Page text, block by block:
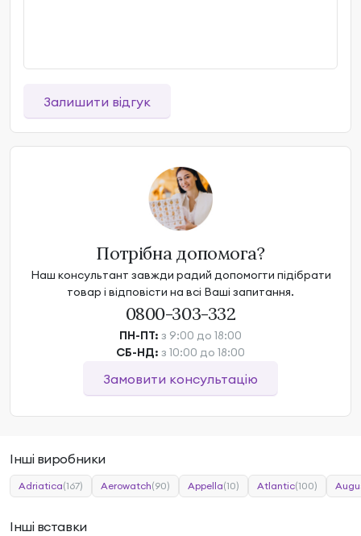
Залишити відгук
Потрібна допомога?
Наш консультант завжди радий допомогти підібрати
товар і відповісти на всі Ваші запитання.
0800-303-332
ПН-ПТ: з 9:00 до 18:00
СБ-НД: з 10:00 до 18:00
Замовити консультацію
Інші виробники
Adriatica(167) Aerowatch(90) Appella(10) Atlantic(100)
Інші вставки